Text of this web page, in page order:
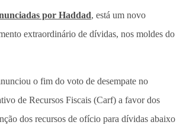
por Haddad, está um novo
extraordinário de dívidas, nos moldes do
o fim do voto de desempate no
de Recursos Fiscais (Carf) a favor dos
dos recursos de ofício para dívidas abaixo